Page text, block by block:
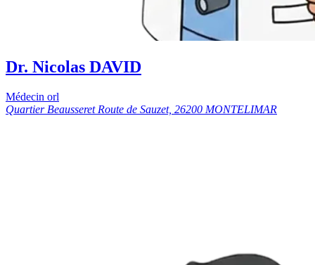
Dr. Nicolas DAVID
Médecin orl
Quartier Beausseret Route de Sauzet, 26200 MONTELIMAR